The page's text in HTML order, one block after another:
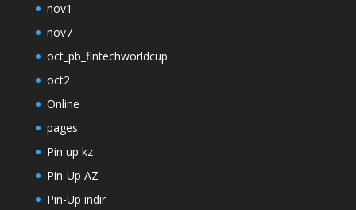
nov1
nov7
oct_pb_fintechworldcup
oct2
Online
pages
Pin up kz
Pin-Up AZ
Pin-Up indir